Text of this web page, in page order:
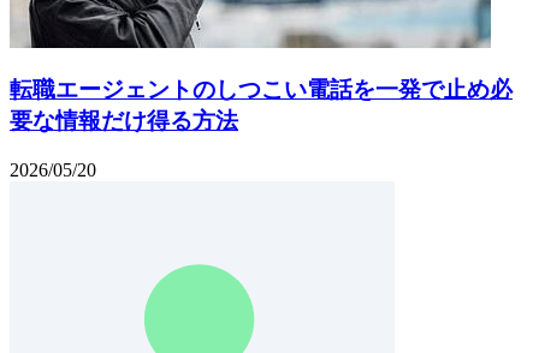
転職エージェントのしつこい電話を一発で止め必
要な情報だけ得る方法
2026/05/20